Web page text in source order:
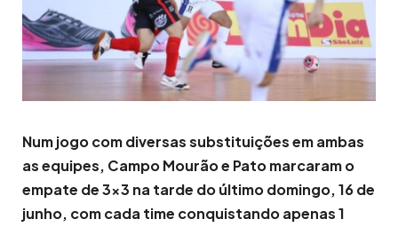
Num jogo com diversas substituições em ambas
as equipes, Campo Mourão e Pato marcaram o
empate de 3×3 na tarde do último domingo, 16 de
junho, com cada time conquistando apenas 1